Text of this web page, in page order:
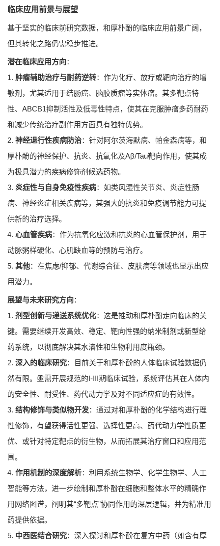
临床应用前景与展望
基于坚实的临床前研究数据，和厚朴酚的临床应用前景广阔，
但其转化之路仍需稳步推进。
潜在临床应用方向：
1. 肿瘤辅助治疗与耐药逆转：作为化疗、放疗或靶向治疗的增
敏剂，尤其适用于结肠癌、脑胶质瘤等实体瘤。其多靶点特
性、ABCB1抑制活性及低毒性特点，使其在克服肿瘤多药耐药
和减少传统治疗副作用方面具有独特优势。
2. 神经退行性疾病防治：针对阿尔茨海默病、帕金森病等，和
厚朴酚的神经保护、抗炎、抗氧化及Aβ/Tau靶向作用，使其成
为极具潜力的疾病修饰剂候选药物。
3. 炎症性与自身免疫性疾病：如类风湿性关节炎、炎症性肠
病、神经炎症相关疾病等，其强大的抗炎和免疫调节能力可提
供新的治疗选择。
4. 心血管疾病：作为抗氧化应激和抗炎的心血管保护剂，用于
动脉粥样硬化、心肌缺血等的预防与治疗。
5. 其他：在焦虑/抑郁、代谢综合征、皮肤病等领域也显示出应
用潜力。
展望与未来研究方向：
1. 剂型创新与递送系统优化：这是推动和厚朴酚走向临床的关
键。需要继续开发高效、稳定、靶向性强的纳米制剂或新型给
药系统，以彻底解决其水溶性和生物利用度瓶颈。
2. 深入的临床研究：目前关于和厚朴酚的人体临床试验数据仍
然有限。亟需开展规范的I-III期临床试验，系统评估其在人体内
的安全性、耐受性、药代动力学及对不同适应症的有效性。
3. 结构修饰与类似物开发：通过对和厚朴酚的化学结构进行理
性修饰，有望获得活性更强、选择性更高、药代动力学性质更
优、或针对特定靶点的衍生物，从而拓展其治疗窗口和应用范
围。
4. 作用机制的深度解析：利用系统生物学、化学生物学、人工
智能等方法，进一步绘制和厚朴酚在细胞和整体水平的精确作
用网络图谱，阐明其“多靶点”协同作用的深层逻辑，并为精准用
药提供依据。
5. 中西医结合研究：深入探讨和厚朴酚在复方中药（如含有厚